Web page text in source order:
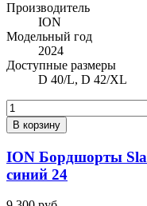
Производитель
ION
Модельный год
2024
Доступные размеры
D 40/L, D 42/XL
В корзину
ION Бордшорты
синий 24